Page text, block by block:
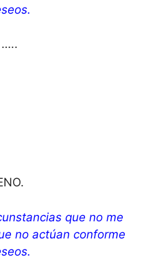
…..
que no me
no actúan conforme